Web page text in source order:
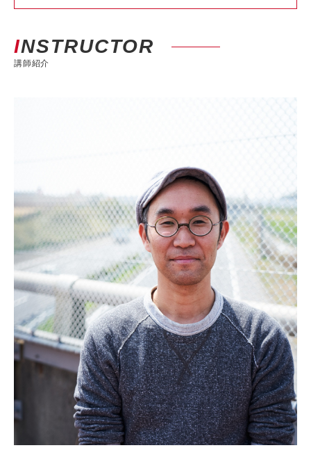
INSTRUCTOR
講師紹介